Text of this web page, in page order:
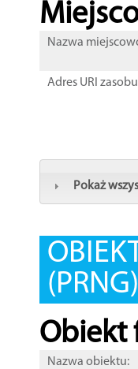
Nazwa
Adres URI
Pokaż
Obiekt
Nazwa obiektu: